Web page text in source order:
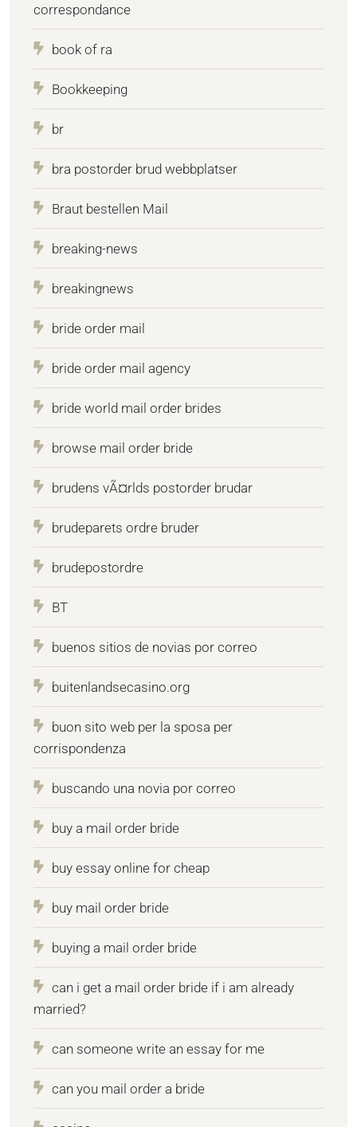
correspondance
book of ra
Bookkeeping
br
bra postorder brud webbplatser
Braut bestellen Mail
breaking-news
breakingnews
bride order mail
bride order mail agency
bride world mail order brides
browse mail order bride
brudens vÃ¤rlds postorder brudar
brudeparets ordre bruder
brudepostordre
BT
buenos sitios de novias por correo
buitenlandsecasino.org
buon sito web per la sposa per
corrispondenza
buscando una novia por correo
buy a mail order bride
buy essay online for cheap
buy mail order bride
buying a mail order bride
can i get a mail order bride if i am already
married?
can someone write an essay for me
can you mail order a bride